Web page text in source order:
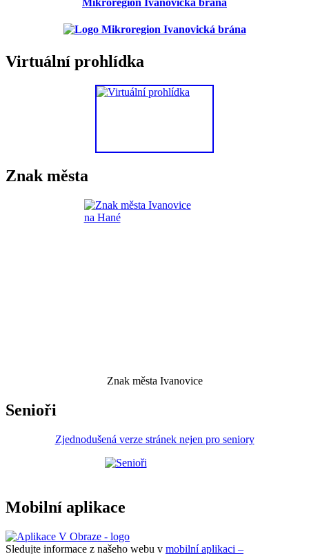
Virtuální prohlídka
Znak města
Znak města Ivanovice
Senioři
Zjednodušená verze stránek nejen pro seniory
Mobilní aplikace
Sledujte informace z našeho webu v mobilní aplikaci –